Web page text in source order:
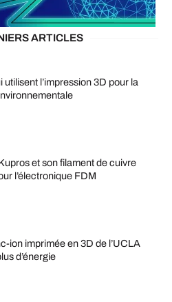
ARTICLES
utilisent l’impression 3D pour la
et son filament de cuivre
l’électronique FDM
ion imprimée en 3D de l’UCLA
d’énergie